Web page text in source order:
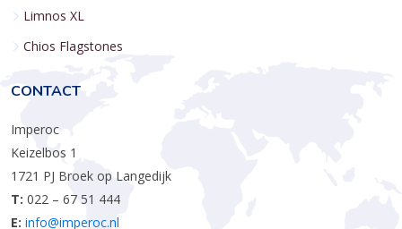
Limnos XL
Chios Flagstones
CONTACT
Imperoc
Keizelbos 1
1721 PJ Broek op Langedijk
T: 022 – 67 51 444
E: info@imperoc.nl